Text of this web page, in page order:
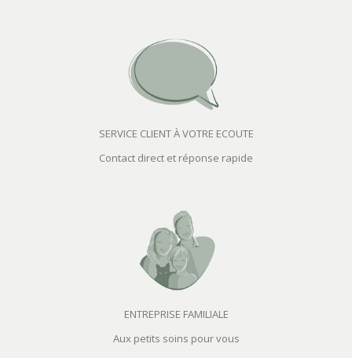
SERVICE CLIENT À VOTRE ECOUTE
Contact direct et réponse rapide
ENTREPRISE FAMILIALE
Aux petits soins pour vous